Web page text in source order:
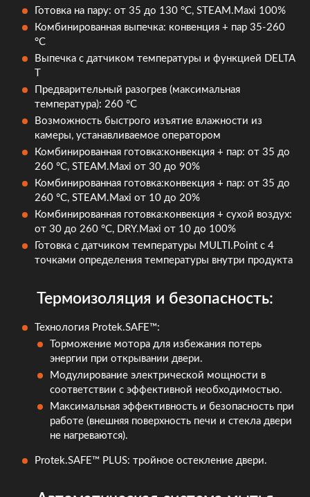
Готовка на пару: от 35 до 130 °C, STEAM.Maxi 100%
Комбинированная выпечка: конвенция + пар 35-260
°C
Выпечка с датчиком температуры и функцией DELTA
T
Предварительный разогрев (максимальная
температура): 260 °С
Возможность быстрого изъятие влажности из
камеры, устанавливаемое оператором
Комбинированная готовка:конвекция + пар: от 35 до
260 °C, STEAM.Maxi от 30 до 90%
Комбинированная готовка:конвекция + пар: от 35 до
260 °C, STEAM.Maxi от 10 до 20%
Комбинированная готовка:конвекция + сухой воздух:
от 30 до 260 °C, DRY.Maxi от 10 до 100%
Готовка с датчиком температуры MULTI.Point с 4
точками определения температуры внутри продукта
Термоизоляция и безопасность:
Технология Protek.SAFE™:
Торможение мотора для избежания потерь
энергии при открывании двери.
Модулирование электрической мощности в
соответствии с эффективной необходимостью.
Максимальная эффективность и безопасность при
работе (внешняя поверхность печи и стекла двери
не нагреваются).
Protek.SAFE™ PLUS: тройное остекление двери.